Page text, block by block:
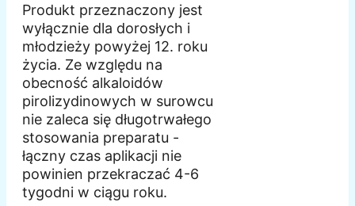
Produkt przeznaczony jest
wyłącznie dla dorosłych i
młodzieży powyżej 12. roku
życia. Ze względu na
obecność alkaloidów
pirolizydinowych w surowcu
nie zaleca się długotrwałego
stosowania preparatu -
łączny czas aplikacji nie
powinien przekraczać 4-6
tygodni w ciągu roku.